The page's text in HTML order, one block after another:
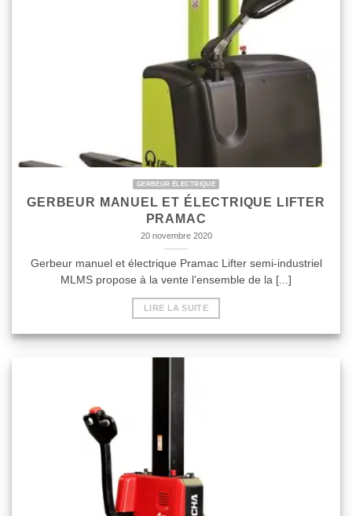
GERBEUR ÉLECTRIQUE
GERBEUR MANUEL ET ÉLECTRIQUE LIFTER
PRAMAC
20 novembre 2020
Gerbeur manuel et électrique Pramac Lifter semi-industriel
MLMS propose à la vente l’ensemble de la [...]
LIRE LA SUITE